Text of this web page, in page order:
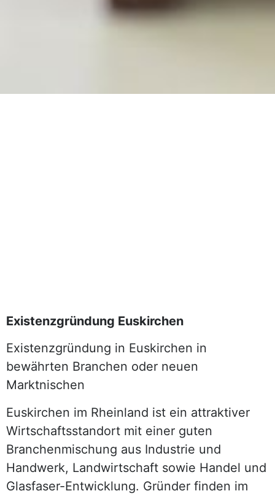
Existenzgründung Euskirchen
Existenzgründung in Euskirchen in
bewährten Branchen oder neuen
Marktnischen
Euskirchen im Rheinland ist ein attraktiver
Wirtschaftsstandort mit einer guten
Branchenmischung aus Industrie und
Handwerk, Landwirtschaft sowie Handel und
Glasfaser-Entwicklung. Gründer finden im